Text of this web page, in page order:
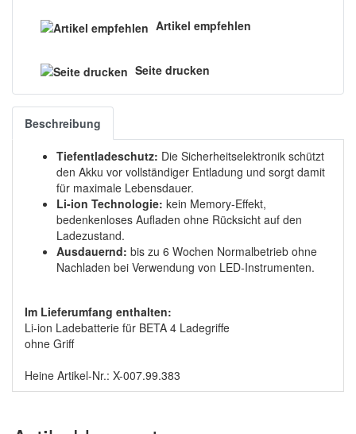
Artikel empfehlen
Seite drucken
Beschreibung
Tiefentladeschutz: Die Sicherheitselektronik schützt
den Akku vor vollständiger Entladung und sorgt damit
für maximale Lebensdauer.
Li-ion Technologie: kein Memory-Effekt,
bedenkenloses Aufladen ohne Rücksicht auf den
Ladezustand.
Ausdauernd: bis zu 6 Wochen Normalbetrieb ohne
Nachladen bei Verwendung von LED-Instrumenten.
Im Lieferumfang enthalten:
Li-ion Ladebatterie für BETA 4 Ladegriffe
ohne Griff
Heine Artikel-Nr.: X-007.99.383